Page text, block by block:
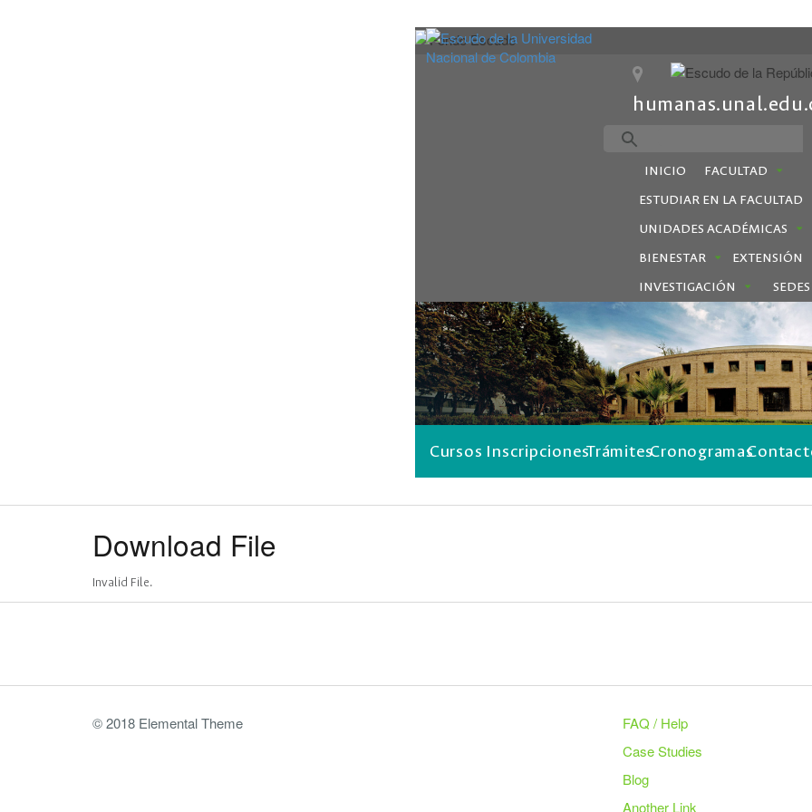
INICIO
FACULTAD
ESTUDIAR EN LA FACULTAD
UNIDADES ACADÉMICAS
BIENESTAR
EXTENSIÓN
INVESTIGACIÓN
SEDES
Cursos InscripcionesTrámitesCronogramas
Download File
Invalid File.
© 2018 Elemental Theme
FAQ / Help
Case Studies
Blog
Another Link